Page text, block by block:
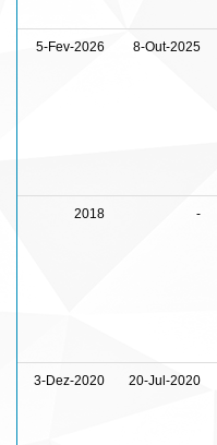
5-Fev-2026 8-Out-2025
2018 -
3-Dez-2020 20-Jul-2020